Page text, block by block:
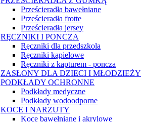
Prześcieradła bawełniane
Prześcieradła frotte
Prześcieradła jersey
RĘCZNIKI I PONCZA
Ręczniki dla przedszkola
Ręczniki kąpielowe
Ręczniki z kapturem - poncza
ZASŁONY DLA DZIECI I MŁODZIEŻY
PODKŁADY OCHRONNE
Podkłady medyczne
Podkłady wodoodporne
KOCE I NARZUTY
Koce bawełniane i akrylowe